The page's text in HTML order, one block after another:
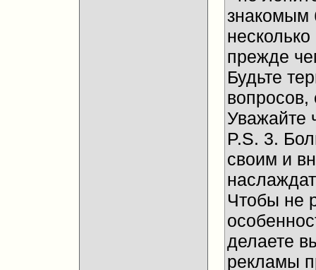
знакомым
прежде
Будьте
вопросов,
Уважайте
P.S. 3.
своим и
Чтобы не
делаете
рекламы